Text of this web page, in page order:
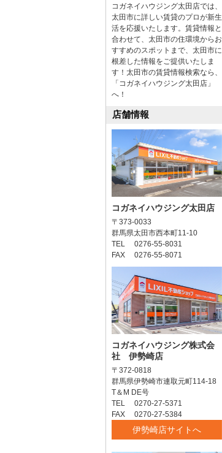
コガネイハウジング太田店では、
太田市に詳しい賃貸のプロが新生
活を応援いたします。賃貸情報と
合わせて、太田市の住環境からお
すすめのスポットまで、太田市に
根差した情報をご提供いたしま
す！太田市の賃貸情報検索なら、
「コガネイハウジング太田店」
へ！
店舗情報
コガネイハウジング太田店
〒373-0033
群馬県太田市西本町11-10
TEL 0276-55-8031
FAX 0276-55-8071
コガネイハウジング株式会
社 伊勢崎店
〒372-0818
群馬県伊勢崎市連取元町114-18
T＆M DE号
TEL 0270-27-5371
FAX 0270-27-5384
伊勢崎店サイトへ